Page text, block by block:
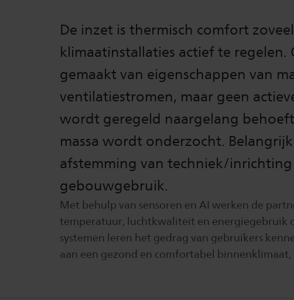
De inzet is thermisch comfort
klimaatinstallaties actief te
gemaakt van eigenschappen van
ventilatiestromen, maar geen
wordt geregeld naargelang
massa wordt onderzocht.
afstemming van techniek/
gebouwgebruik.
Met behulp van sensoren en AI werken de
temperatuur, luchtkwaliteit en energiegebruik
systemen leren het gedrag van gebruikers
aan een gezond en comfortabel binnenklimaat,